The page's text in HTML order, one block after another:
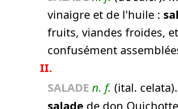
vinaigre et de l'huile :
fruits, viandes froides,
confusément
II.
SALADE n. f. (ital.
salade de don